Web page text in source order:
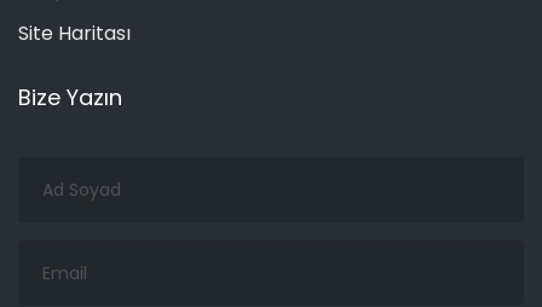
Site Haritası
Bize Yazın
Soyad